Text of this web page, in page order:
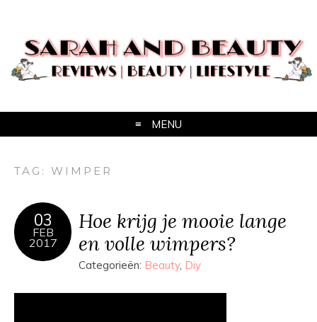
MENU
TAG:WIMPER
03
FEB
2017
Hoe krijg je mooie lange
en volle wimpers?
Categorieën: Beauty, Diy